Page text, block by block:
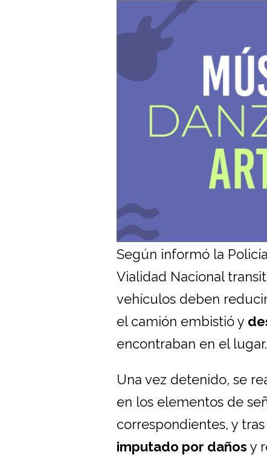
Según informó la
Vialidad Nacional
vehículos deben
el camión embistió y
encontraban en el lugar.
Una vez detenido, se
en los elementos de
correspondientes, y
imputado por daños y